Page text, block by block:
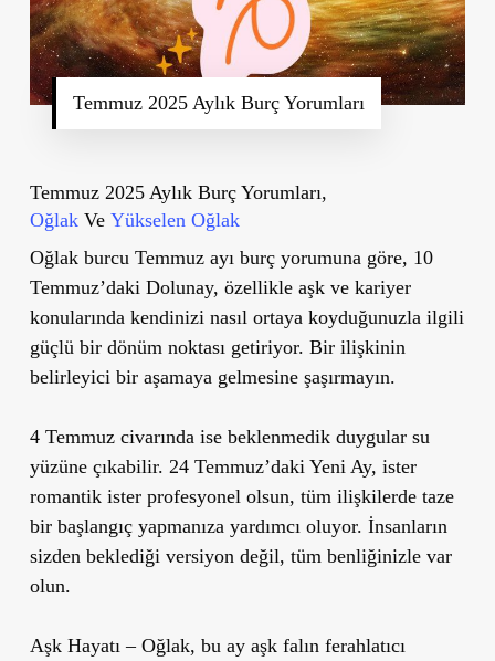
Temmuz 2025 Aylık Burç Yorumları
Temmuz 2025 Aylık Burç Yorumları,
OğlakVe Yükselen Oğlak
Oğlak burcu Temmuz ayı burç yorumuna göre, 10
Temmuz’daki Dolunay, özellikle aşk ve kariyer
konularında kendinizi nasıl ortaya koyduğunuzla ilgili
güçlü bir dönüm noktası getiriyor. Bir ilişkinin
belirleyici bir aşamaya gelmesine şaşırmayın.
4 Temmuz civarında ise beklenmedik duygular su
yüzüne çıkabilir. 24 Temmuz’daki Yeni Ay, ister
romantik ister profesyonel olsun, tüm ilişkilerde taze
bir başlangıç yapmanıza yardımcı oluyor. İnsanların
sizden beklediği versiyon değil, tüm benliğinizle var
olun.
Aşk Hayatı– Oğlak, bu ay aşk falın ferahlatıcı